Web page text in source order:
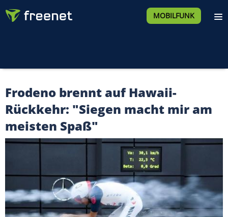
MOBILFUNK
Frodeno brennt auf Hawaii-
Rückkehr: "Siegen macht mir am
meisten Spaß"